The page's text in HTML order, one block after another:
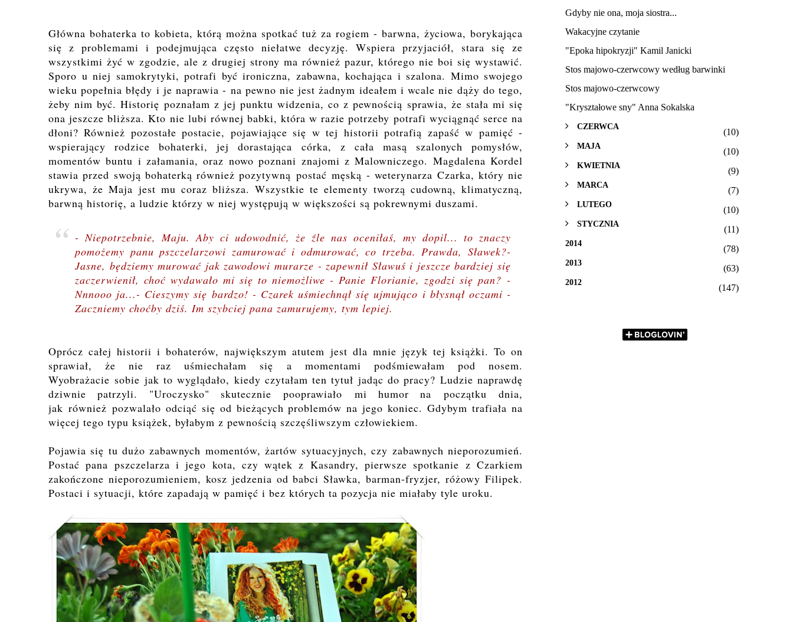
Główna bohaterka to kobieta, którą można spotkać tuż za rogiem - barwna, życiowa, borykająca
się z problemami i podejmująca często niełatwe decyzję. Wspiera przyjaciół, stara się ze
wszystkimi żyć w zgodzie, ale z drugiej strony ma również pazur, którego nie boi się wystawić.
Sporo u niej samokrytyki, potrafi być ironiczna, zabawna, kochająca i szalona. Mimo swojego
wieku popełnia błędy i je naprawia - na pewno nie jest żadnym ideałem i wcale nie dąży do tego,
żeby nim być. Historię poznałam z jej punktu widzenia, co z pewnością sprawia, że stała mi się
ona jeszcze bliższa. Kto nie lubi równej babki, która w razie potrzeby potrafi wyciągnąć serce na
dłoni? Również pozostałe postacie, pojawiające się w tej historii potrafią zapaść w pamięć -
wspierający rodzice bohaterki, jej dorastająca córka, z cała masą szalonych pomysłów,
momentów buntu i załamania, oraz nowo poznani znajomi z Malowniczego. Magdalena Kordel
stawia przed swoją bohaterką również pozytywną postać męską - weterynarza Czarka, który nie
ukrywa, że Maja jest mu coraz bliższa. Wszystkie te elementy tworzą cudowną, klimatyczną,
barwną historię, a ludzie którzy w niej występują w większości są pokrewnymi duszami.
- Niepotrzebnie, Maju. Aby ci udowodnić, że źle nas oceniłaś, my dopil... to znaczy
pomożemy panu pszczelarzowi zamurować i odmurować, co trzeba. Prawda, Sławek?-
Jasne, będziemy murować jak zawodowi murarze - zapewnił Sławuś i jeszcze bardziej się
zaczerwienił, choć wydawało mi się to niemożliwe - Panie Florianie, zgodzi się pan? -
Nnnooo ja...- Cieszymy się bardzo! - Czarek uśmiechnął się ujmująco i błysnął oczami -
Zaczniemy choćby dziś. Im szybciej pana zamurujemy, tym lepiej.
Oprócz całej historii i bohaterów, największym atutem jest dla mnie język tej książki. To on
sprawiał, że nie raz uśmiechałam się a momentami podśmiewałam pod nosem.
Wyobrażacie sobie jak to wyglądało, kiedy czytałam ten tytuł jadąc do pracy? Ludzie naprawdę
dziwnie patrzyli. "Uroczysko" skutecznie pooprawiało mi humor na początku dnia,
jak również pozwalało odciąć się od bieżących problemów na jego koniec. Gdybym trafiała na
więcej tego typu książek, byłabym z pewnością szczęśliwszym człowiekiem.
Pojawia się tu dużo zabawnych momentów, żartów sytuacyjnych, czy zabawnych nieporozumień.
Postać pana pszczelarza i jego kota, czy wątek z Kasandry, pierwsze spotkanie z Czarkiem
zakończone nieporozumieniem, kosz jedzenia od babci Sławka, barman-fryzjer, różowy Filipek.
Postaci i sytuacji, które zapadają w pamięć i bez których ta pozycja nie miałaby tyle uroku.
Gdyby nie ona, moja siostra...
Wakacyjne czytanie
"Epoka hipokryzji" Kamil Janicki
Stos majowo-czerwcowy według barwinki
Stos majowo-czerwcowy
"Kryształowe sny" Anna Sokalska
CZERWCA
(10)
MAJA
(10)
KWIETNIA
(9)
MARCA
(7)
LUTEGO
(10)
STYCZNIA
(11)
2014
(78)
2013
(63)
2012
(147)